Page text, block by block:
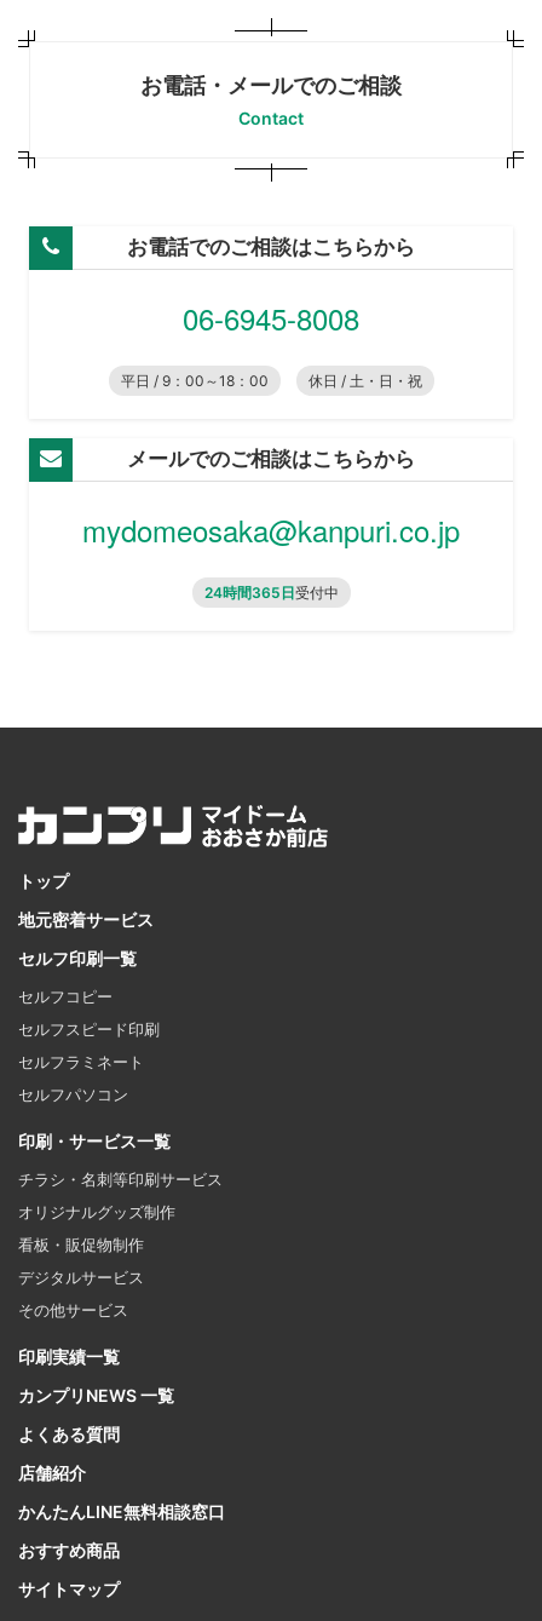
お電話・メールでのご相談
Contact
お電話でのご相談はこちらから
06-6945-8008
平日 / 9：00～18：00 休日 / 土・日・祝
メールでのご相談はこちらから
mydomeosaka@kanpuri.co.jp
24時間365日受付中
トップ
地元密着サービス
セルフ印刷一覧
セルフコピー
セルフスピード印刷
セルフラミネート
セルフパソコン
印刷・サービス一覧
チラシ・名刺等印刷サービス
オリジナルグッズ制作
看板・販促物制作
デジタルサービス
その他サービス
印刷実績一覧
カンプリNEWS 一覧
よくある質問
店舗紹介
かんたんLINE無料相談窓口
おすすめ商品
サイトマップ